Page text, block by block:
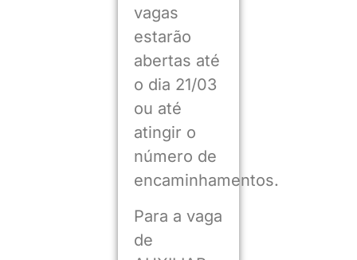
vagas
estarão
abertas até
o dia 21/03
ou até
atingir o
número de
encaminhamentos.
Para a vaga
de